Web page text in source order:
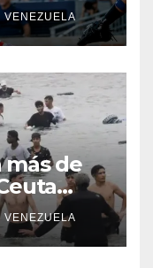
VENEZUELA
más de
VENEZUELA